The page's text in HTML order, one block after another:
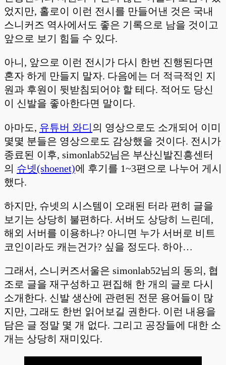
었지만, 홀로이 이런 전시를 만들어낸 것은 국내
스니커즈 역사에서도 좋은 기록으로 남을 것이고
앞으로 보기 힘들 수 있다.
아니, 앞으로 이런 전시가 다시 한번 진행된다면
혼자 하게 만들지 말자. 다음에는 더 적극적인 지
원과 후원이 뒷받침되어야 할 테다. 적어도 당신
이 신발을 좋아한다면 말이다.
아마도, 유튜버 와디의 영상으로도 소개되어 이미
몇몇 분들은 영상으로도 감상했을 것이다. 전시가
종료된 이후, simonlab52님은 부산신발진흥센터
의 슈넷(shoenet)에 후기를 1~3편으로 나누어 게시
했다.
하지만, 슈넷의 시스템이 오래된 터라 편히 글을
보기는 상당히 불편하다. 서버도 상당히 느린데,
해외 서버를 이용하나? 아니면 누가 서버로 비트
코인이라도 캐는건가? 싶을 정도다. 하아…
그래서, 스니커즈서울은 simonlab52님의 동의, 협
조로 글을 재구성하고 편집해 한 개의 글로 다시
소개한다. 신발 생산에 관련된 전문 용어들이 많
지만, 그래도 한번 읽어보길 권한다. 이런 내용을
담은 글 정말 몇 개 없다. 그리고 공장들에 대한 소
개는 상당히 재미있다.